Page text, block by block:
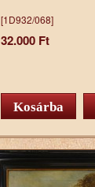
[1D932/068]
32.000 Ft